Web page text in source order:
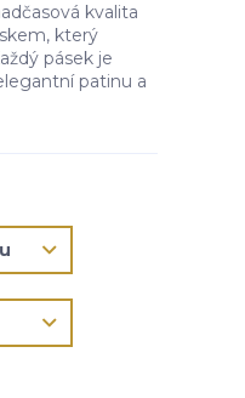
kvalita
který
pásek je
patinu a